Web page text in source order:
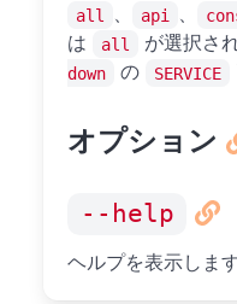
all 、 api 、
は
all が選択さ
down
の SERVICE
オプション
--help
ヘルプを表示します